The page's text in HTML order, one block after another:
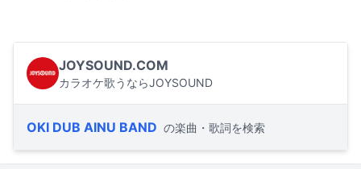
JOYSOUND.COM
カラオケ歌うならJOYSOUND
OKI DUB AINU BAND の楽曲・歌詞を検索